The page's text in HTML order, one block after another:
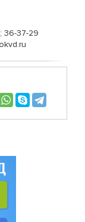
36-37-29